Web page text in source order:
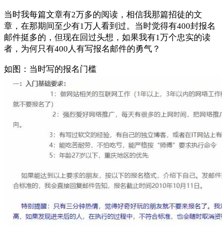
当时我每篇文章有2万多的阅读，相信我那篇招徒的文
章，在那期间至少有1万人看到过。当时觉得有400封报名
邮件挺多的，但现在回过头想，如果我有1万个忠实的读
者，为何只有400人有写报名邮件的勇气？
如图：当时写的报名门槛